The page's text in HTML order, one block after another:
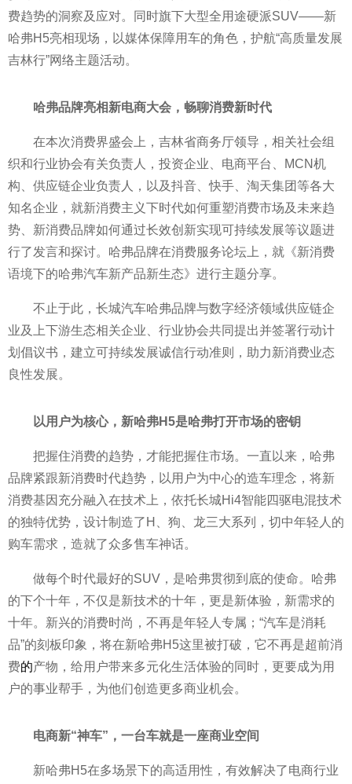
费趋势的洞察及应对。同时旗下大型全用途硬派SUV——新
哈弗H5亮相现场，以媒体保障用车的角色，护航“高质量发展
吉林行”网络主题活动。
哈弗品牌亮相新电商大会，畅聊消费新时代
在本次消费界盛会上，吉林省商务厅领导，相关社会组
织和行业协会有关负责人， 投资企业、电商平台、MCN机
构、供应链企业负责人，以及抖音、快手、淘天集团等各大
知名企业，就新消费主义下时代如何重塑消费市场及未来趋
势、新消费品牌如何通过长效创新实现可持续发展等议题进
行了发言和探讨。哈弗品牌在消费服务论坛上，就《新消费
语境下的哈弗汽车新产品新生态》进行主题分享。
不止于此，长城汽车哈弗品牌与数字经济领域供应链企
业及上下游生态相关企业、行业协会共同提出并签署行动计
划倡议书，建立可持续发展诚信行动准则，助力新消费业态
良性发展。
以用户为核心，新哈弗H5是哈弗打开市场的密钥
把握住消费的趋势，才能把握住市场。一直以来，哈弗
品牌紧跟新消费时代趋势，以用户为中心的造车理念，将新
消费基因充分融入在技术上，依托长城Hi4智能四驱电混技术
的独特优势，设计制造了H、狗、龙三大系列，切中年轻人的
购车需求，造就了众多售车神话。
做每个时代最好的SUV，是哈弗贯彻到底的使命。哈弗
的下个十年，不仅是新技术的十年，更是新体验，新需求的
十年。新兴的消费时尚，不再是年轻人专属；“汽车是消耗
品”的刻板印象，将在新哈弗H5这里被打破，它不再是超前消
费的产物，给用户带来多元化生活体验的同时，更要成为用
户的事业帮手，为他们创造更多商业机会。
电商新“神车”，一台车就是一座商业空间
新哈弗H5在多场景下的高适用性，有效解决了电商行业